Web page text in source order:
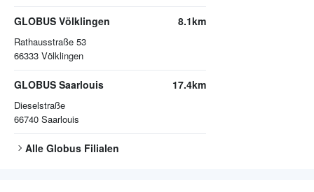
GLOBUS Völklingen
Rathausstraße 53
66333 Völklingen
8.1km
GLOBUS Saarlouis
Dieselstraße
66740 Saarlouis
17.4km
Alle Globus Filialen